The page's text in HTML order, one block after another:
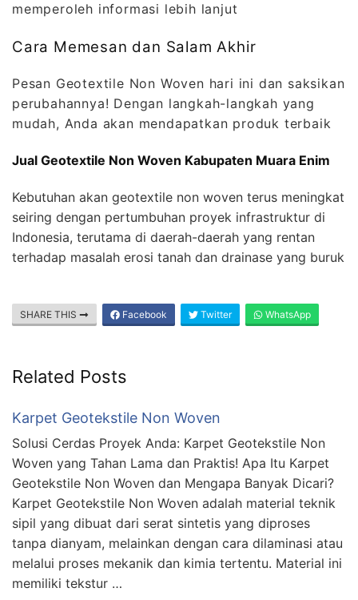
memperoleh informasi lebih lanjut
Cara Memesan dan Salam Akhir
Pesan Geotextile Non Woven hari ini dan saksikan
perubahannya! Dengan langkah-langkah yang
mudah, Anda akan mendapatkan produk terbaik
Jual Geotextile Non Woven Kabupaten Muara Enim
Kebutuhan akan geotextile non woven terus meningkat
seiring dengan pertumbuhan proyek infrastruktur di
Indonesia, terutama di daerah-daerah yang rentan
terhadap masalah erosi tanah dan drainase yang buruk
SHARE THIS Facebook Twitter WhatsApp
Related Posts
Karpet Geotekstile Non Woven
Solusi Cerdas Proyek Anda: Karpet Geotekstile Non
Woven yang Tahan Lama dan Praktis! Apa Itu Karpet
Geotekstile Non Woven dan Mengapa Banyak Dicari?
Karpet Geotekstile Non Woven adalah material teknik
sipil yang dibuat dari serat sintetis yang diproses
tanpa dianyam, melainkan dengan cara dilaminasi atau
melalui proses mekanik dan kimia tertentu. Material ini
memiliki tekstur …